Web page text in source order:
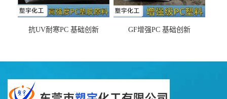
抗UV耐寒PC 基础创新
GF增强PC 基础创新